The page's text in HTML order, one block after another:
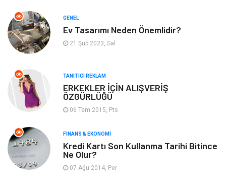
Anne & Çocuk Müzik
Tatil Genel Kültür
Emlak
Ev İşleri
Gençlik & Eğlence
GENEL
Ev Tasarımı Neden Önemlidir?
21 Şub 2023, Sal
TANITICI REKLAM
ERKEKLER İÇİN ALIŞVERİŞ
ÖZGÜRLÜĞÜ
06 Tem 2015, Pts
FINANS & EKONOMI
Kredi Kartı Son Kullanma Tarihi Bitince
Ne Olur?
07 Ağu 2014, Per